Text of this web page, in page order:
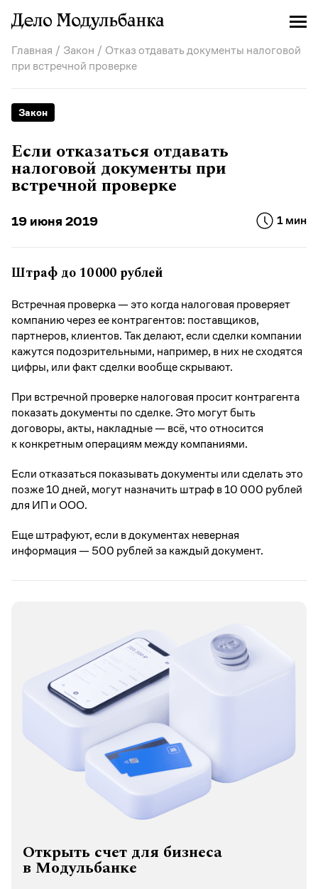
Главная / Закон / Отказ отдавать документы налоговой
при встречной проверке
Закон
Если отказаться отдавать
налоговой документы при
встречной проверке
19 июня 2019 1 мин
Штраф до 10 000 рублей
Встречная проверка — это когда налоговая проверяет
компанию через ее контрагентов: поставщиков,
партнеров, клиентов. Так делают, если сделки компании
кажутся подозрительными, например, в них не сходятся
цифры, или факт сделки вообще скрывают.
При встречной проверке налоговая просит контрагента
показать документы по сделке. Это могут быть
договоры, акты, накладные — всё, что относится
к конкретным операциям между компаниями.
Если отказаться показывать документы или сделать это
позже 10 дней, могут назначить штраф в 10 000 рублей
для ИП и ООО.
Еще штрафуют, если в документах неверная
информация — 500 рублей за каждый документ.
Открыть счет для бизнеса
в Модульбанке